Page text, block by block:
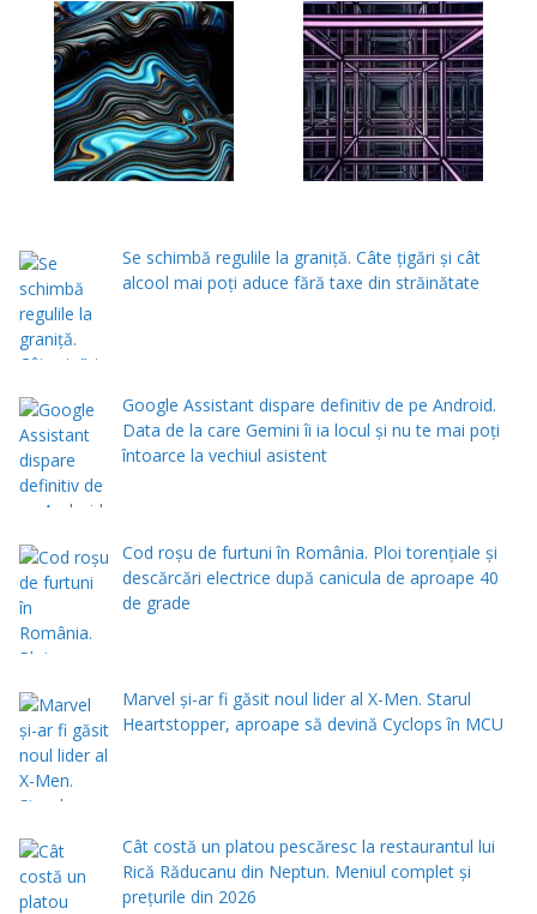
Se schimbă regulile la graniță. Câte țigări și cât
alcool mai poți aduce fără taxe din străinătate
Google Assistant dispare definitiv de pe Android.
Data de la care Gemini îi ia locul și nu te mai poți
întoarce la vechiul asistent
Cod roșu de furtuni în România. Ploi torențiale și
descărcări electrice după canicula de aproape 40
de grade
Marvel și-ar fi găsit noul lider al X-Men. Starul
Heartstopper, aproape să devină Cyclops în MCU
Cât costă un platou pescăresc la restaurantul lui
Rică Răducanu din Neptun. Meniul complet şi
preţurile din 2026